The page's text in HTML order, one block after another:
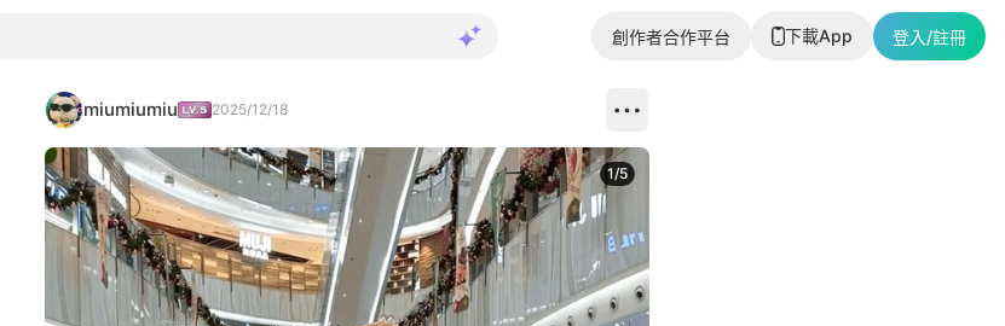
創作者合作平台 下載App 登入/註冊
miumiumiu 2025/12/18
1/5